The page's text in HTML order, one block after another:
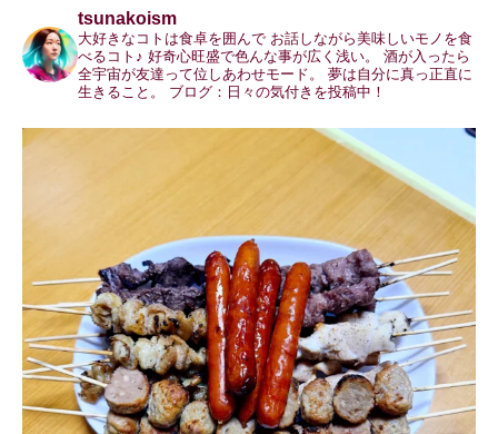
tsunakoism
大好きなコトは食卓を囲んで お話しながら美味しいモノを食
べるコト♪ 好奇心旺盛で色んな事が広く浅い。
酒が入ったら
全宇宙が友達って位しあわせモード。
夢は自分に真っ正直に
生きること。
ブログ：日々の気付きを投稿中！